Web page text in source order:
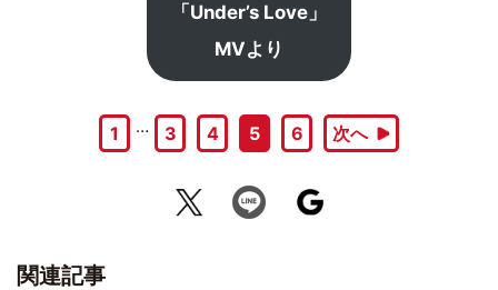
「Under’s Love」
MVより
1 … 3 4 5 6 次へ
関連記事